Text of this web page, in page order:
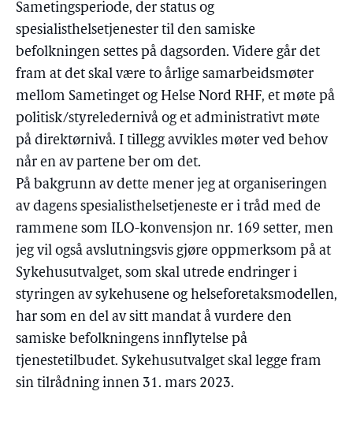
Sametingsperiode, der status og
spesialisthelsetjenester til den samiske
befolkningen settes på dagsorden. Videre går det
fram at det skal være to årlige samarbeidsmøter
mellom Sametinget og Helse Nord RHF, et møte på
politisk/styreledernivå og et administrativt møte
på direktørnivå. I tillegg avvikles møter ved behov
når en av partene ber om det.
På bakgrunn av dette mener jeg at organiseringen
av dagens spesialisthelsetjeneste er i tråd med de
rammene som ILO-konvensjon nr. 169 setter, men
jeg vil også avslutningsvis gjøre oppmerksom på at
Sykehusutvalget, som skal utrede endringer i
styringen av sykehusene og helseforetaksmodellen,
har som en del av sitt mandat å vurdere den
samiske befolkningens innflytelse på
tjenestetilbudet. Sykehusutvalget skal legge fram
sin tilrådning innen 31. mars 2023.